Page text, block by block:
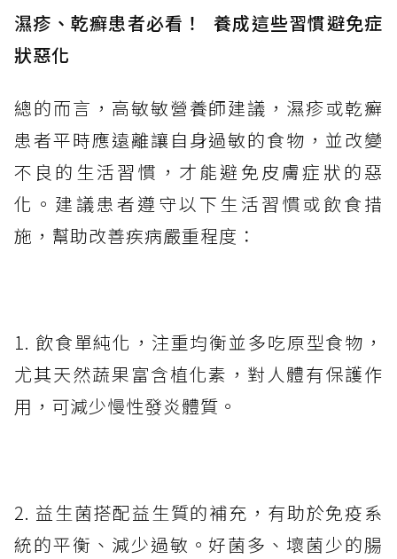
濕疹、乾癬患者必看！ 養成這些習慣避免症
狀惡化
總的而言，高敏敏營養師建議，濕疹或乾癬
患者平時應遠離讓自身過敏的食物，並改變
不良的生活習慣，才能避免皮膚症狀的惡
化。建議患者遵守以下生活習慣或飲食措
施，幫助改善疾病嚴重程度：
1. 飲食單純化，注重均衡並多吃原型食物，
尤其天然蔬果富含植化素，對人體有保護作
用，可減少慢性發炎體質。
2. 益生菌搭配益生質的補充，有助於免疫系
統的平衡、減少過敏。好菌多、壞菌少的腸